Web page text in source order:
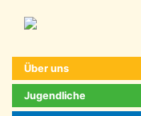
Über uns
Jugendliche